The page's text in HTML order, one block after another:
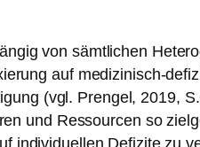
von sämtlichen
auf medizinisch-
(vgl. Prengel, 2019,
und Ressourcen so